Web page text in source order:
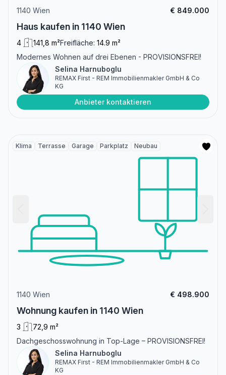
1140 Wien € 849.000
Haus kaufen in 1140 Wien
4 141,8 m²Freifläche: 14.9 m²
Modernes Wohnen auf drei Ebenen - PROVISIONSFREI!
Selina Harnuboglu
REMAX First - REM Immobilienmakler GmbH & Co
KG
Anbieter kontaktieren
Klima Terrasse Garage Parkplatz Neubau
1140 Wien € 498.900
Wohnung kaufen in 1140 Wien
3
72,9 m²
Dachgeschosswohnung in Top-Lage – PROVISIONSFREI!
Selina Harnuboglu
REMAX First - REM Immobilienmakler GmbH & Co
KG